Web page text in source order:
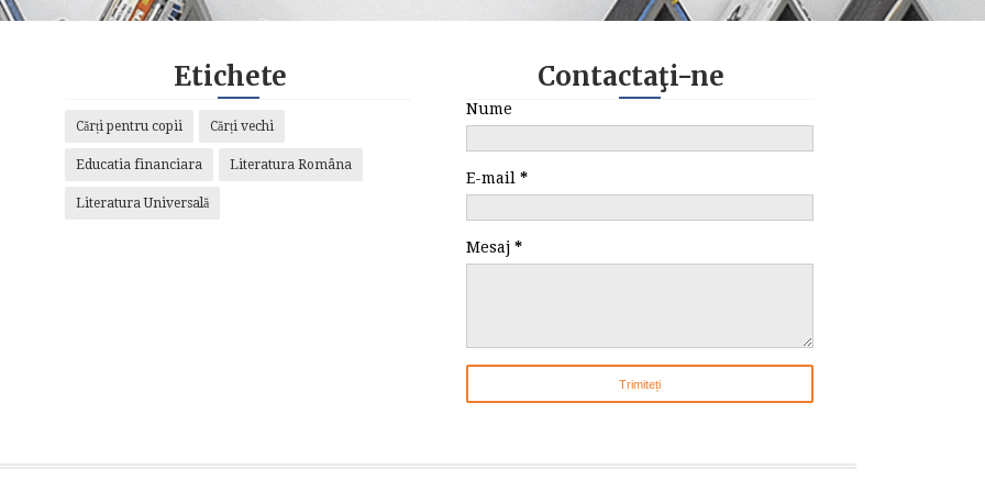
Etichete
Cărți pentru copii Cărți vechi
Educatia financiara Literatura Româna
Literatura Universală
Contactaţi-ne
Nume
E-mail*
Mesaj*